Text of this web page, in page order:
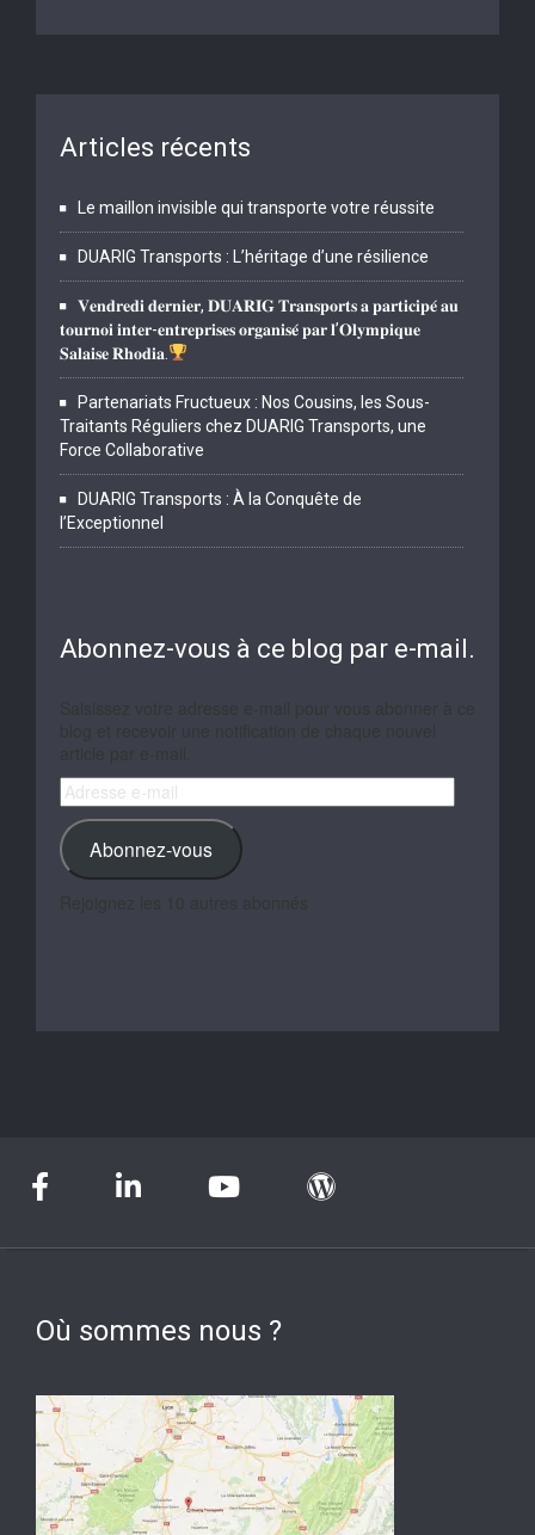
Articles récents
Le maillon invisible qui transporte votre réussite
DUARIG Transports : L’héritage d’une résilience
𝐕𝐞𝐧𝐝𝐫𝐞𝐝𝐢 𝐝𝐞𝐫𝐧𝐢𝐞𝐫, 𝐃𝐔𝐀𝐑𝐈𝐆 𝐓𝐫𝐚𝐧𝐬𝐩𝐨𝐫𝐭𝐬 𝐚 𝐩𝐚𝐫𝐭𝐢𝐜𝐢𝐩𝐞́ 𝐚𝐮
𝐭𝐨𝐮𝐫𝐧𝐨𝐢 𝐢𝐧𝐭𝐞𝐫-𝐞𝐧𝐭𝐫𝐞𝐩𝐫𝐢𝐬𝐞𝐬 𝐨𝐫𝐠𝐚𝐧𝐢𝐬𝐞́ 𝐩𝐚𝐫 𝐥’𝐎𝐥𝐲𝐦𝐩𝐢𝐪𝐮𝐞
𝐒𝐚𝐥𝐚𝐢𝐬𝐞 𝐑𝐡𝐨𝐝𝐢𝐚.
Partenariats Fructueux : Nos Cousins, les Sous-
Traitants Réguliers chez DUARIG Transports, une
Force Collaborative
DUARIG Transports : À la Conquête de
l’Exceptionnel
Abonnez-vous à ce blog par e-mail.
Adresse
e-
mail
Abonnez-vous
Où sommes nous ?